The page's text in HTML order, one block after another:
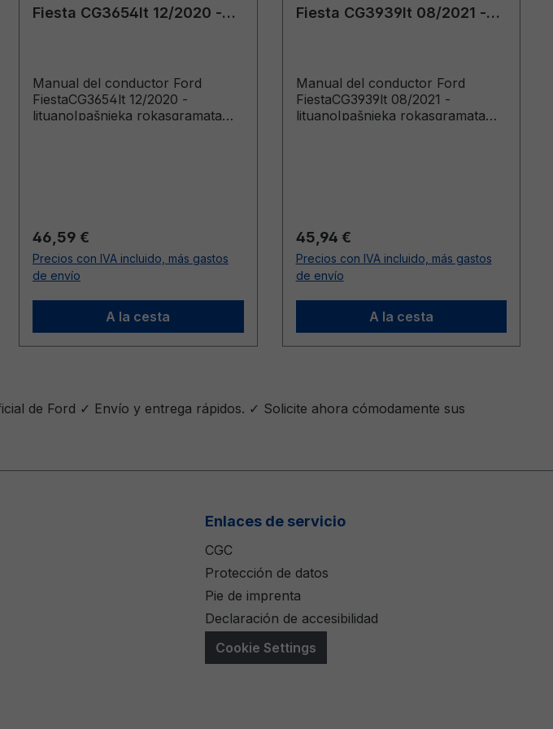
Fiesta CG3654lt 12/2020 -
Manual del conductor Ford
FiestaCG3654lt 12/2020 -
lituanoIpašnieka rokasgramata
Precio normal:
46,59 €
Precios con IVA incluido, más gastos
de envío
A la cesta
Fiesta CG3939lt 08/2021 -
Manual del conductor Ford
FiestaCG3939lt 08/2021 -
lituanoIpašnieka rokasgramata
Precio normal:
45,94 €
Precios con IVA incluido, más gastos
de envío
A la cesta
de Ford ✓ Envío y entrega rápidos. ✓ Solicite ahora cómodamente sus
Enlaces de servicio
CGC
Protección de datos
Pie de imprenta
Declaración de accesibilidad
Cookie Settings